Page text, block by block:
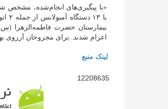
«‏با پیگیری‌های انجام‌شده، مشخص
اعزام شدند. برای مجروحان آرزوی
لینک منبع
12208635